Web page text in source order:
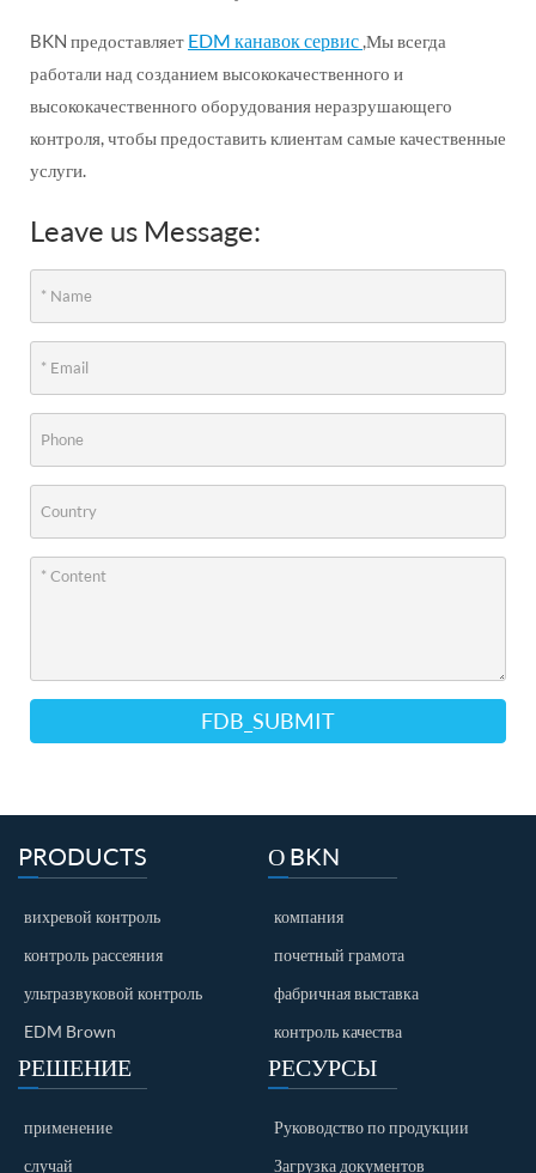
BKN предоставляет EDM канавок сервис,Мы всегда
работали над созданием высококачественного и
высококачественного оборудования неразрушающего
контроля, чтобы предоставить клиентам самые качественные
услуги.
Leave us Message:
FDB_SUBMIT
PRODUCTS
вихревой контроль
контроль рассеяния
ультразвуковой контроль
EDM Brown
О BKN
компания
почетный грамота
фабричная выставка
контроль качества
РЕШЕНИЕ
применение
случай
РЕСУРСЫ
Руководство по продукции
Загрузка документов